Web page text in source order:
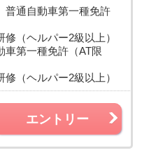
普通自動車第一種免許
（ヘルパー2級以上）
車第一種免許（AT限
（ヘルパー2級以上）
エントリー